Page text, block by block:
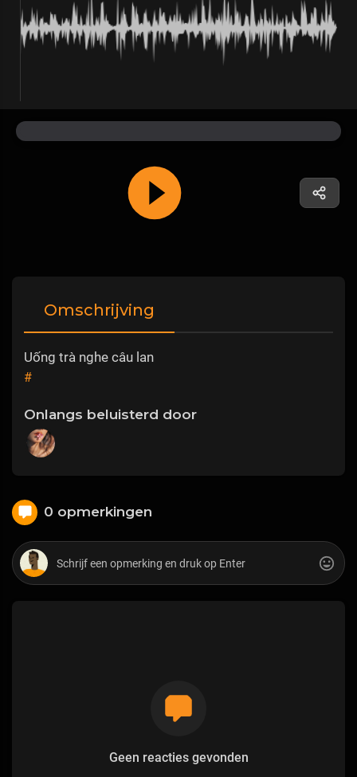
Omschrijving
Uống trà nghe câu lan
#
Onlangs beluisterd door
0 opmerkingen
Geen reacties gevonden